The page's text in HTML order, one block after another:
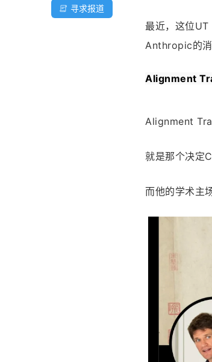
寻求报道
最近，这位UT
Anthropic的消
Alignment
Alignment
就是那个决定
而他的学术主